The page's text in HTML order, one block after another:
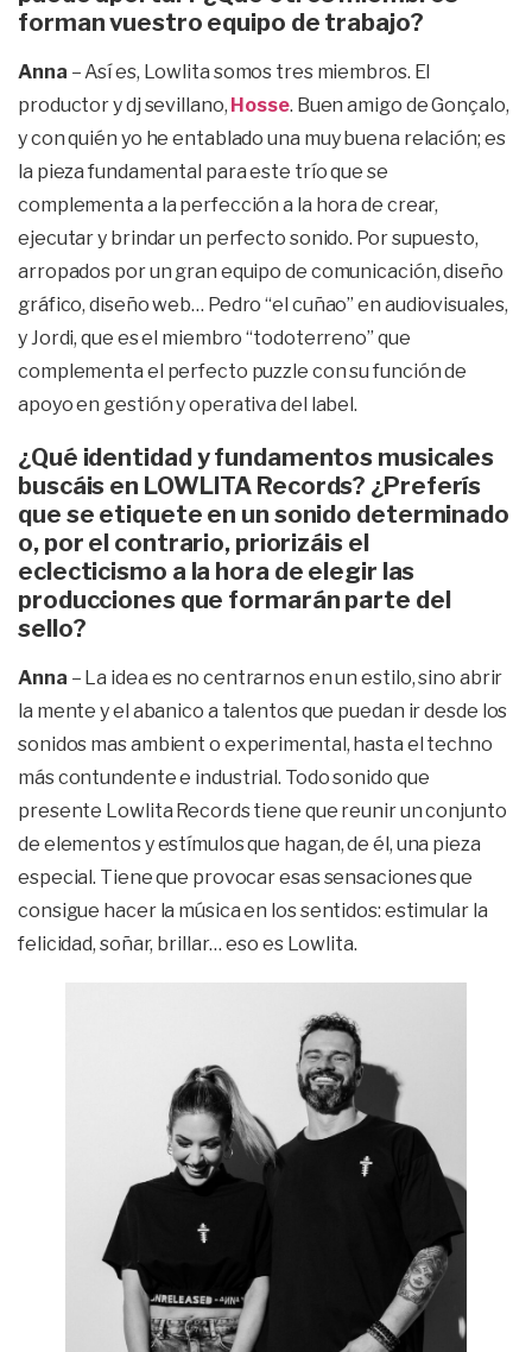
forman vuestro equipo de trabajo?
Anna – Así es, Lowlita somos tres miembros. El
productor y dj sevillano, Hosse. Buen amigo de Gonçalo,
y con quién yo he entablado una muy buena relación; es
la pieza fundamental para este trío que se
complementa a la perfección a la hora de crear,
ejecutar y brindar un perfecto sonido. Por supuesto,
arropados por un gran equipo de comunicación, diseño
gráfico, diseño web… Pedro “el cuñao” en audiovisuales,
y Jordi, que es el miembro “todoterreno” que
complementa el perfecto puzzle con su función de
apoyo en gestión y operativa del label.
¿Qué identidad y fundamentos musicales
buscáis en LOWLITA Records? ¿Preferís
que se etiquete en un sonido determinado
o, por el contrario, priorizáis el
eclecticismo a la hora de elegir las
producciones que formarán parte del
sello?
Anna – La idea es no centrarnos en un estilo, sino abrir
la mente y el abanico a talentos que puedan ir desde los
sonidos mas ambient o experimental, hasta el techno
más contundente e industrial. Todo sonido que
presente Lowlita Records tiene que reunir un conjunto
de elementos y estímulos que hagan, de él, una pieza
especial. Tiene que provocar esas sensaciones que
consigue hacer la música en los sentidos: estimular la
felicidad, soñar, brillar… eso es Lowlita.